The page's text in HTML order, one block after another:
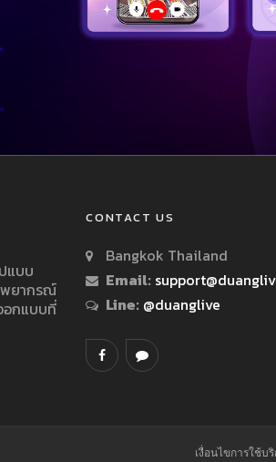
แบบ
พยากรณ์
อกแบบที่
CONTACT US
Bangkok Thailand
Email:
Line: @duanglive
เงื่อนไขการใช้บ